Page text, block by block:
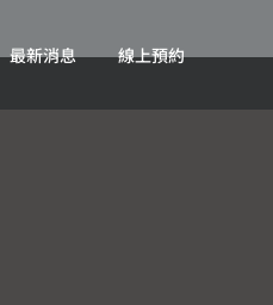
最新消息 線上預約